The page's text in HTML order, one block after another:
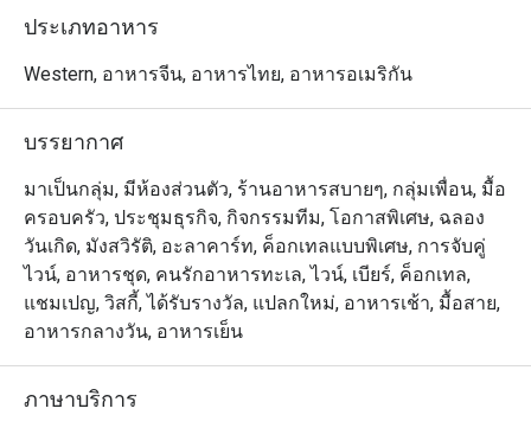
ในที่เดียว
ประเภทอาหาร
Western, อาหารจีน, อาหารไทย, อาหารอเมริกัน
บรรยากาศ
มาเป็นกลุ่ม, มีห้องส่วนตัว, ร้านอาหารสบายๆ, กลุ่มเพื่อน, มื้อ
ครอบครัว, ประชุมธุรกิจ, กิจกรรมทีม, โอกาสพิเศษ, ฉลอง
วันเกิด, มังสวิรัติ, อะลาคาร์ท, ค็อกเทลแบบพิเศษ, การจับคู่
ไวน์, อาหารชุด, คนรักอาหารทะเล, ไวน์, เบียร์, ค็อกเทล,
แชมเปญ, วิสกี้, ได้รับรางวัล, แปลกใหม่, อาหารเช้า, มื้อสาย,
อาหารกลางวัน, อาหารเย็น
ภาษาบริการ